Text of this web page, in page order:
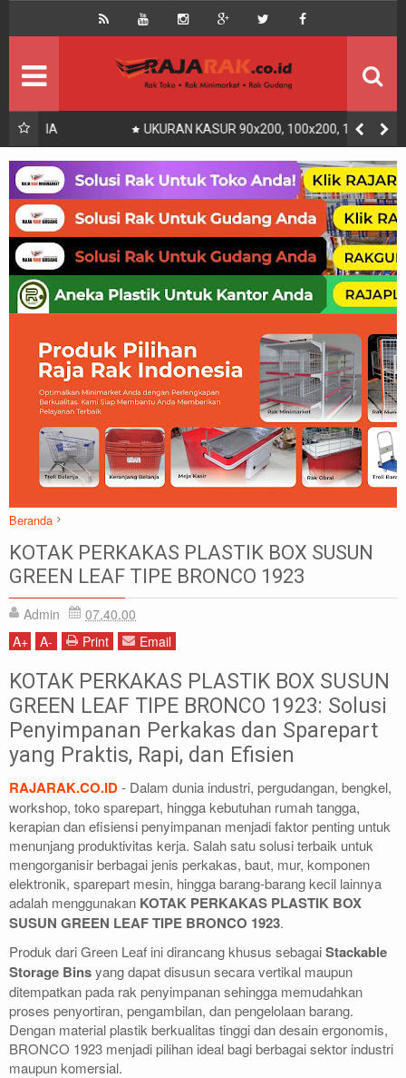
UKURAN KASUR 90x200, 100x200, 120x200, 140x200,
160x200, 180x200 | FUNGSI, MANFAAT DAN KEGUNAAN
Beranda
GREEN LEAF
Jolly Box Green Leaf
Kotak Perkakas
Kotak Perkakas Green Leaf
KOTAK PERKAKAS PLASTIK BOX SUSUN GREEN LEAF TIPE
BRONCO 1923
KOTAK PERKAKAS PLASTIK BOX SUSUN
GREEN LEAF TIPE BRONCO 1923
Admin
07.40.00
A+ A- Print Email
KOTAK PERKAKAS PLASTIK BOX SUSUN
GREEN LEAF TIPE BRONCO 1923: Solusi
Penyimpanan Perkakas dan Sparepart
yang Praktis, Rapi, dan Efisien
RAJARAK.CO.ID- Dalam dunia industri, pergudangan, bengkel,
workshop, toko sparepart, hingga kebutuhan rumah tangga,
kerapian dan efisiensi penyimpanan menjadi faktor penting untuk
menunjang produktivitas kerja. Salah satu solusi terbaik untuk
mengorganisir berbagai jenis perkakas, baut, mur, komponen
elektronik, sparepart mesin, hingga barang-barang kecil lainnya
adalah menggunakan KOTAK PERKAKAS PLASTIK BOX
SUSUN GREEN LEAF TIPE BRONCO 1923.
Produk dari Green Leaf ini dirancang khusus sebagaiStackable
Storage Binsyang dapat disusun secara vertikal maupun
ditempatkan pada rak penyimpanan sehingga memudahkan
proses penyortiran, pengambilan, dan pengelolaan barang.
Dengan material plastik berkualitas tinggi dan desain ergonomis,
BRONCO 1923 menjadi pilihan ideal bagi berbagai sektor industri
maupun komersial.
Beranda
Kontak About Us
Rak Gudang Rak besi/Rak pallet
Rak Minimarket Supermarket
Produk Lain Peralatan Toko Dll
Artikel Retail & Logistik